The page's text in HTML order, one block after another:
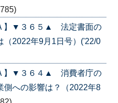
Ａ】▼３６５▲ 法定書面の
（2022年9月1日号）('22/0
Ａ】▼３６４▲ 消費者庁の
側への影響は？（2022年8